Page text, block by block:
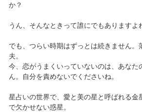
か？
うん、そんなときって誰にでもありますよ
でも、つらい時期はずっとは続きません。
夫。
今、恋がうまくいっていないのは、あなた
ん。自分を責めないでくださいね。
星占いの世界で、愛と美の星と呼ばれる金
で欠かせない惑星。